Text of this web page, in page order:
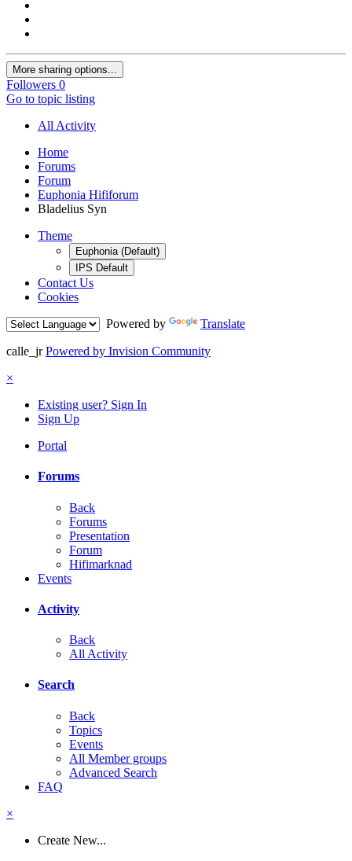
More sharing options...
Followers 0
Go to topic listing
All Activity
Home
Forums
Forum
Euphonia Hififorum
Bladelius Syn
Theme
Euphonia (Default)
IPS Default
Contact Us
Cookies
Powered by
Translate
calle_jr Powered by Invision Community
×
Existing user? Sign In
Sign Up
Portal
Forums
Back
Forums
Presentation
Forum
Hifimarknad
Events
Activity
Back
All Activity
Search
Back
Topics
Events
All Member groups
Advanced Search
FAQ
×
Create New...